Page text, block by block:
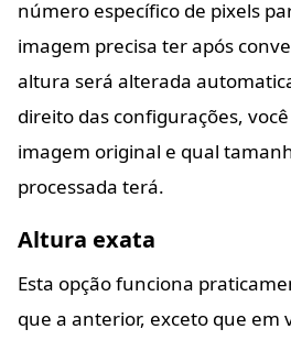
número específico de pixels
imagem precisa ter após
altura será alterada
direito das configurações,
imagem original e qual
processada terá.
Altura exata
Esta opção funciona
que a anterior, exceto que em